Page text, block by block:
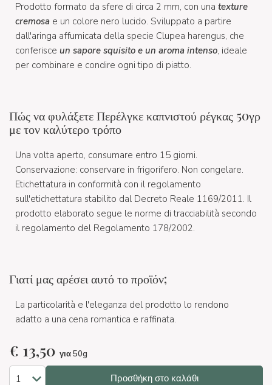
Prodotto formato da sfere di circa 2 mm, con una texture
cremosa e un colore nero lucido. Sviluppato a partire
dall'aringa affumicata della specie Clupea harengus, che
conferisce un sapore squisito e un aroma intenso, ideale
per combinare e condire ogni tipo di piatto.
Πώς να φυλάξετε Περέλγκε καπνιστού ρέγκας 50γρ
με τον καλύτερο τρόπο
Una volta aperto, consumare entro 15 giorni.
Conservazione: conservare in frigorifero. Non congelare.
Etichettatura in conformità con il regolamento
sull'etichettatura stabilito dal Decreto Reale 1169/2011. Il
prodotto elaborato segue le norme di tracciabilità secondo
il regolamento del Regolamento 178/2002.
Γιατί μας αρέσει αυτό το προϊόν;
La particolarità e l'eleganza del prodotto lo rendono
adatto a una cena romantica e raffinata.
€ 13,50 για 50g
Προσθήκη στο καλάθι